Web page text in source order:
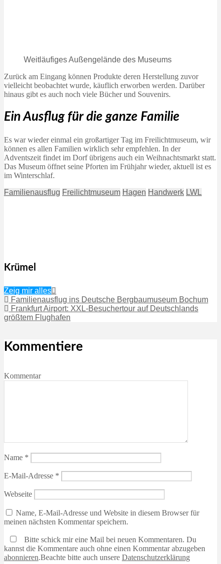
Weitläufiges Außengelände des Museums
Zurück am Eingang können Produkte deren Herstellung zuvor
vielleicht beobachtet wurde, käuflich erworben werden. Darüber
hinaus gibt es auch noch viele Bücher und Souvenirs.
Ein Ausflug für die ganze Familie
Es war wieder einmal ein großartiger Tag im Freilichtmuseum, wir
können es allen Familien wirklich sehr empfehlen. In der
Adventszeit findet im Dorf übrigens auch ein Weihnachtsmarkt statt.
Das Museum öffnet seine Pforten im Frühjahr wieder, aktuell ist es
im Winterschlaf.
Familienausflug Freilichtmuseum Hagen Handwerk LWL
Krümel
Zeig mir alles
Familienausflug ins Deutsche Bergbaumuseum Bochum
Frankfurt Airport: XXL-Besuchertour auf Deutschlands
größtem Flughafen
Kommentiere
Kommentar
Name *
E-Mail-Adresse *
Webseite
Name, E-Mail-Adresse und Website in diesem Browser für
meinen nächsten Kommentar speichern.
Bitte schick mir eine Mail bei neuen Kommentaren. Du
kannst die Kommentare auch ohne einen Kommentar abzugeben
abonnieren.Beachte bitte auch unsere Datenschutzerklärung